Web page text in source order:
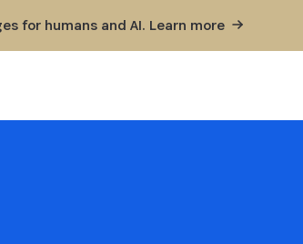
for humans and AI. Learn more